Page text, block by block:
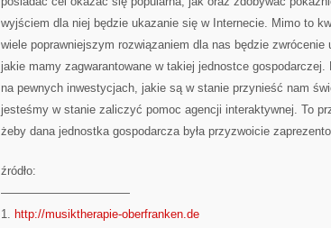
wyjściem dla niej będzie ukazanie się w Internecie. Mimo to
wiele poprawniejszym rozwiązaniem dla nas będzie
jakie mamy zagwarantowane w takiej jednostce gospodarczej.
na pewnych inwestycjach, jakie są w stanie przynieść nam
jesteśmy w stanie zaliczyć pomoc agencji interaktywnej. To
żeby dana jednostka gospodarcza była przyzwoicie
źródło:
———————————
1. http://musiktherapie-oberfranken.de